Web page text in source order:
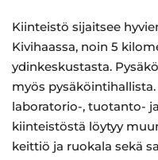
Kiinteistö sijaitsee
Kivihaassa, noin 5
ydinkeskustasta.
myös
laboratorio-, tuotanto-
kiinteistöstä löytyy
keittiö ja ruokala sekä